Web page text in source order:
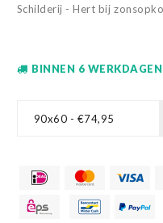
Schilderij - Hert bij
BINNEN 6
90x60 - €74,95